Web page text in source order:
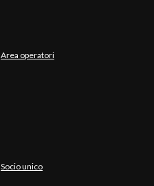
Area operatori
Socio unico